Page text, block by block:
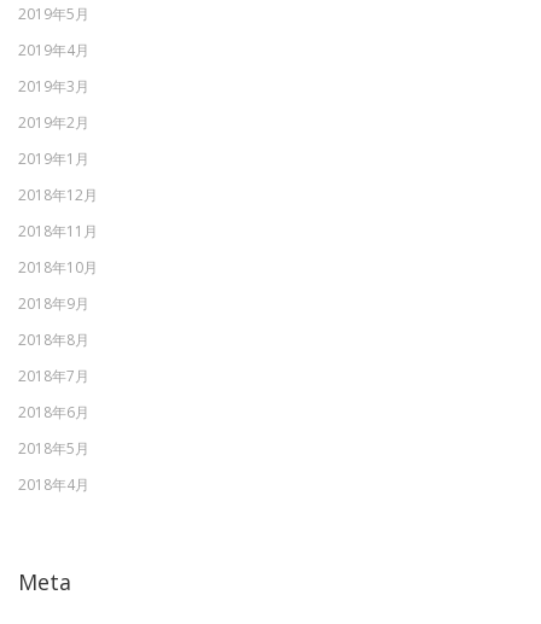
2019年5月
2019年4月
2019年3月
2019年2月
2019年1月
2018年12月
2018年11月
2018年10月
2018年9月
2018年8月
2018年7月
2018年6月
2018年5月
2018年4月
Meta